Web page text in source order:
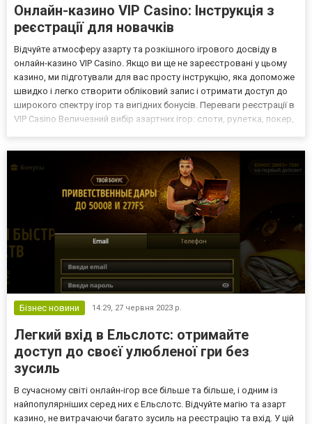
Онлайн-казино VIP Casino: Інструкція з
реєстрації для новачків
Відчуйте атмосферу азарту та розкішного ігрового досвіду в
онлайн-казино VIP Casino. Якщо ви ще не зареєстровані у цьому
казино, ми підготували для вас просту інструкцію, яка допоможе
швидко і легко створити обліковий запис і отримати доступ до
широкого спектру ігор та вигідних бонусів. Переваги реєстрації в
VIP Casino Величезний вибір азартних ігор: слоти, рулетка, покер,
Бізнес новини 14:29, 27 червня 2023 р.
Легкий вхід в Ельслотс: отримайте
доступ до своєї улюбленої гри без
зусиль
В сучасному світі онлайн-ігор все більше та більше, і одним із
найпопулярніших серед них є Ельслотс. Відчуйте магію та азарт
казино, не витрачаючи багато зусиль на реєстрацію та вхід. У цій